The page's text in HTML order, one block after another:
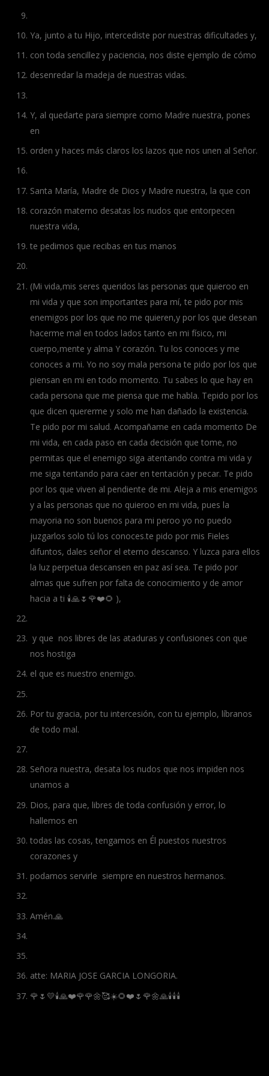
Ya, junto a tu Hijo, intercediste por nuestras dificultades y,
con toda sencillez y paciencia, nos diste ejemplo de cómo
desenredar la madeja de nuestras vidas.
Y, al quedarte para siempre como Madre nuestra, pones
en
orden y haces más claros los lazos que nos unen al Señor.
Santa María, Madre de Dios y Madre nuestra, la que con
corazón materno desatas los nudos que entorpecen
nuestra vida,
te pedimos que recibas en tus manos
(Mi vida,mis seres queridos las personas que quieroo en
mi vida y que son importantes para mí, te pido por mis
enemigos por los que no me quieren,y por los que desean
hacerme mal en todos lados tanto en mi físico, mi
cuerpo,mente y alma Y corazón. Tu los conoces y me
conoces a mi. Yo no soy mala persona te pido por los que
piensan en mi en todo momento. Tu sabes lo que hay en
cada persona que me piensa que me habla. Tepido por los
que dicen quererme y solo me han dañado la existencia.
Te pido por mi salud. Acompañame en cada momento De
mi vida, en cada paso en cada decisión que tome, no
permitas que el enemigo siga atentando contra mi vida y
me siga tentando para caer en tentación y pecar. Te pido
por los que viven al pendiente de mi. Aleja a mis enemigos
y a las personas que no quieroo en mi vida, pues la
mayoria no son buenos para mi peroo yo no puedo
juzgarlos solo tú los conoces.te pido por mis Fieles
difuntos, dales señor el eterno descanso. Y luzca para ellos
la luz perpetua descansen en paz así sea. Te pido por
almas que sufren por falta de conocimiento y de amor
hacia a ti 🕯️🙏🌷🌹❤️🌻 ),
y que nos libres de las ataduras y confusiones con que
nos hostiga
el que es nuestro enemigo.
Por tu gracia, por tu intercesión, con tu ejemplo, líbranos
de todo mal.
Señora nuestra, desata los nudos que nos impiden nos
unamos a
Dios, para que, libres de toda confusión y error, lo
hallemos en
todas las cosas, tengamos en Él puestos nuestros
corazones y
podamos servirle siempre en nuestros hermanos.
Amén.🙏
atte: MARIA JOSE GARCIA LONGORIA.
🌹🌷💛🕯️🙏❤️🌹🌹🌼🥰☀️🌻❤️🌷🌹🌼🙏🕯️🕯️🕯️